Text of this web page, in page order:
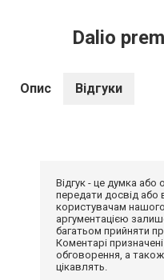
Dalio
Опис Відгуки
Відгук - це думка або
передати досвід або
користувачам
аргументацією
багатьом прийняти
Коментарі
обговорення, а
цікавлять.